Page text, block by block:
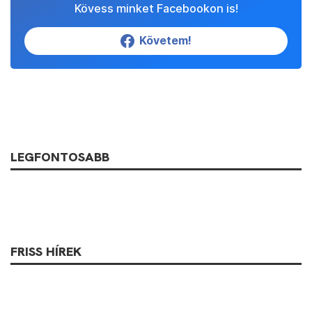
Kövess minket Facebookon is!
Követem!
LEGFONTOSABB
FRISS HÍREK